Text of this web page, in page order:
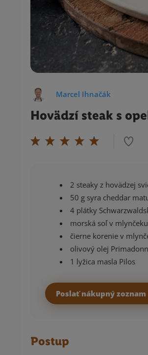
Marcel Ihnačák
Hovädzí steak s
2 steaky z hovädzej
50 g syra cheddar
4 plátky
morská soľ v
čierne korenie v
olivový olej
1 lyžica masla Pilos
Poslať nákupný zoznam
Postup